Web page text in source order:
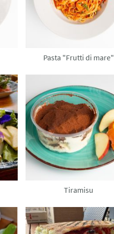
Pasta "Frutti di mare"
Tiramisu